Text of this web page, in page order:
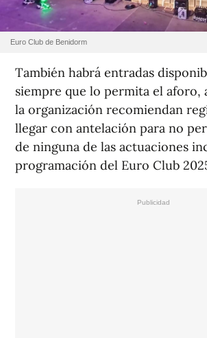
Euro Club de Benidorm
También habrá entradas
siempre que lo permita el aforo,
la organización recomiendan
llegar con antelación para no
de ninguna de las actuaciones
programación del Euro Club